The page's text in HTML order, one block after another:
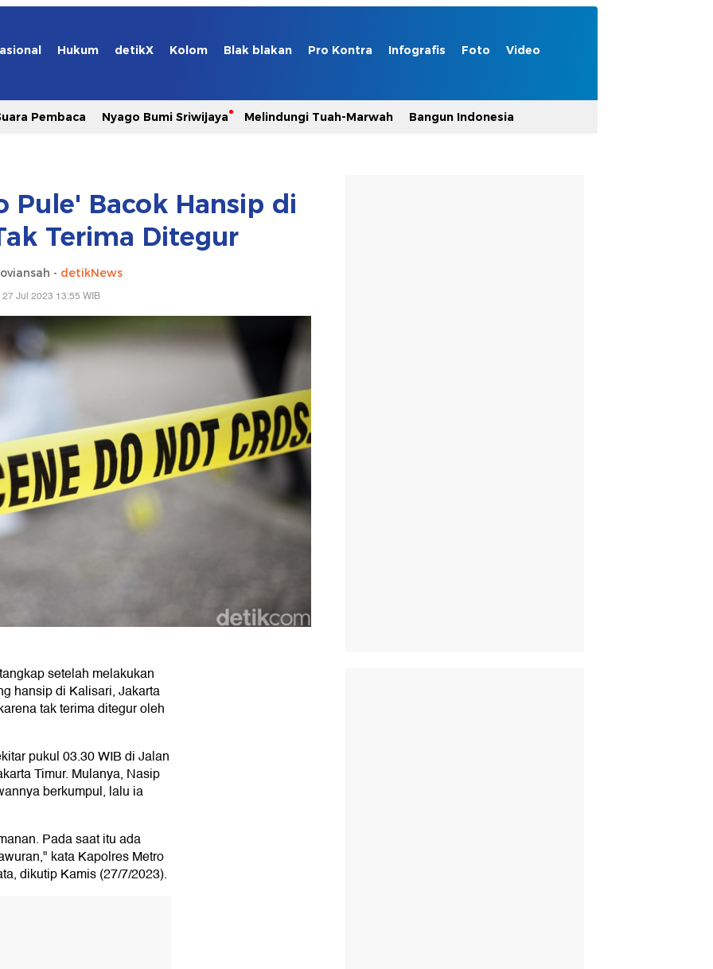
Hukum detikX Kolom Blak blakan Pro Kontra Infografis Foto Video
Pembaca Nyago Bumi Sriwijaya Melindungi Tuah-Marwah Bangun Indonesia
Pule' Bacok Hansip di
Terima Ditegur
- detikNews
27 Jul 2023 13:55 WIB
setelah melakukan
hansip di Kalisari, Jakarta
tak terima ditegur oleh
pukul 03.30 WIB di Jalan
Timur. Mulanya, Nasip
berkumpul, lalu ia
Pada saat itu ada
kata Kapolres Metro
dikutip Kamis (27/7/2023).